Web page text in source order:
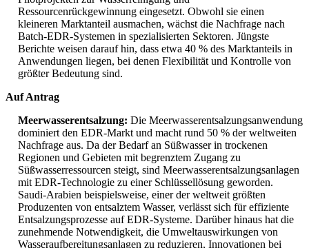
Ressourcenrückgewinnung eingesetzt. Obwohl sie einen
kleineren Marktanteil ausmachen, wächst die Nachfrage nach
Batch-EDR-Systemen in spezialisierten Sektoren. Jüngste
Berichte weisen darauf hin, dass etwa 40 % des Marktanteils in
Anwendungen liegen, bei denen Flexibilität und Kontrolle von
größter Bedeutung sind.
Auf Antrag
Meerwasserentsalzung: Die Meerwasserentsalzungsanwendung
dominiert den EDR-Markt und macht rund 50 % der weltweiten
Nachfrage aus. Da der Bedarf an Süßwasser in trockenen
Regionen und Gebieten mit begrenztem Zugang zu
Süßwasserressourcen steigt, sind Meerwasserentsalzungsanlagen
mit EDR-Technologie zu einer Schlüssellösung geworden.
Saudi-Arabien beispielsweise, einer der weltweit größten
Produzenten von entsalztem Wasser, verlässt sich für effiziente
Entsalzungsprozesse auf EDR-Systeme. Darüber hinaus hat die
zunehmende Notwendigkeit, die Umweltauswirkungen von
Wasseraufbereitungsanlagen zu reduzieren, Innovationen bei